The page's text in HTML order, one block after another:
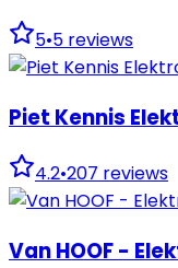
5•5 reviews
Piet Kennis
4.2•207 reviews
Van HOOF -